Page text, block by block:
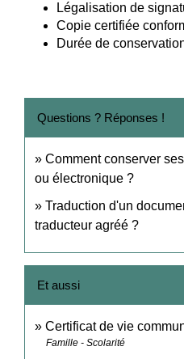
Légalisation de
Copie certifiée
Durée de
Questions ? Réponses !
Comment conserver
ou électronique ?
Traduction d'un
traducteur agréé ?
Et aussi
Certificat de vie
Famille - Scolarité